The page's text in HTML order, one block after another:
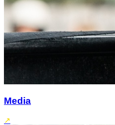
Media
↗